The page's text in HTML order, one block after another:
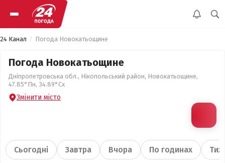
24 Канал Погода Новокатьощине
Погода Новокатьощине
Дніпропетровська обл., Нікопольський район, Новокатьощине,
47.85°Пн, 34.89°Сх
Змінити місто
Сьогодні Завтра Вчора По годинах